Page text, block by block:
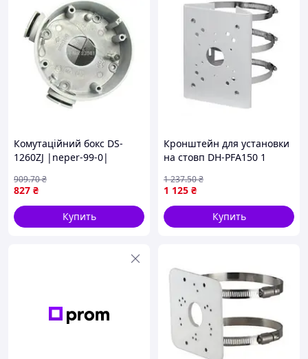
Комутаційний бокс DS-
1260ZJ |neper-99-0|
827 ₴
909.70₴
Купить
Кронштейн для установки
на стовп DH-PFA150 1
1 125 ₴
1 237.50₴
Купить